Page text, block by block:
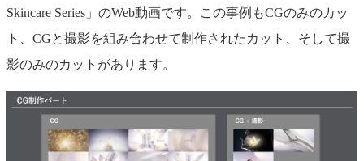
Skincare Series」のWeb動画です。この事例もCGのみのカッ
ト、CGと撮影を組み合わせて制作されたカット、そして撮
影のみのカットがあります。